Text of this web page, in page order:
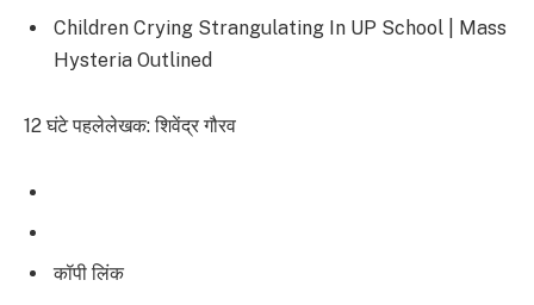
Children Crying Strangulating In UP School | Mass
Hysteria Outlined
12 घंटे पहलेलेखक: शिवेंद्र गौरव
कॉपी लिंक